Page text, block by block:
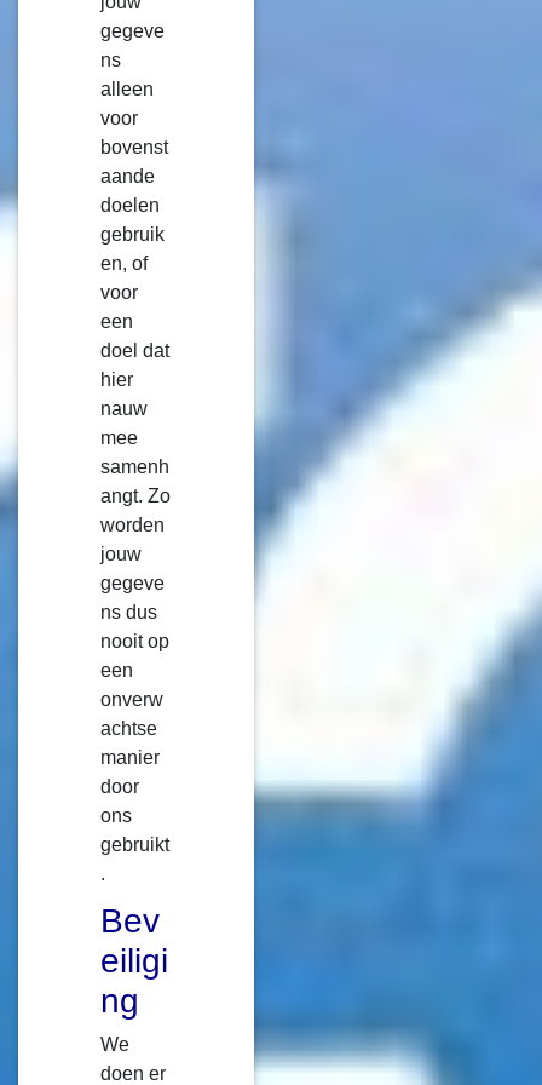
gegeve
ns
alleen
voor
bovenst
aande
doelen
gebruik
en, of
voor
een
doel dat
hier
nauw
mee
samenh
angt. Zo
worden
jouw
gegeve
ns dus
nooit op
een
onverw
achtse
manier
door
ons
gebruikt
.
Bev
eiligi
ng
We
doen er